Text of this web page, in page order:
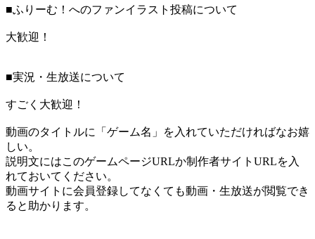
■ふりーむ！へのファンイラスト投稿について
大歓迎！
■実況・生放送について
すごく大歓迎！
動画のタイトルに「ゲーム名」を入れていただければなお嬉
しい。
説明文にはこのゲームページURLか制作者サイトURLを入
れておいてください。
動画サイトに会員登録してなくても動画・生放送が閲覧でき
ると助かります。